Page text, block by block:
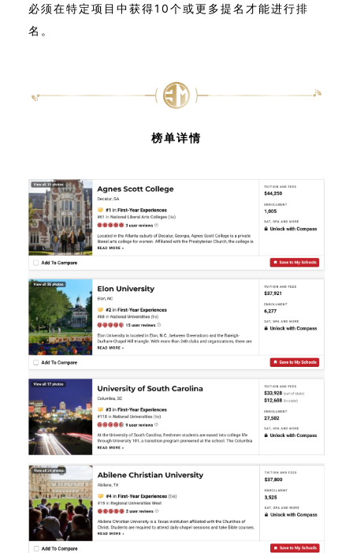
必须在特定项目中获得10个或更多提名才能进行排
名。
榜单详情